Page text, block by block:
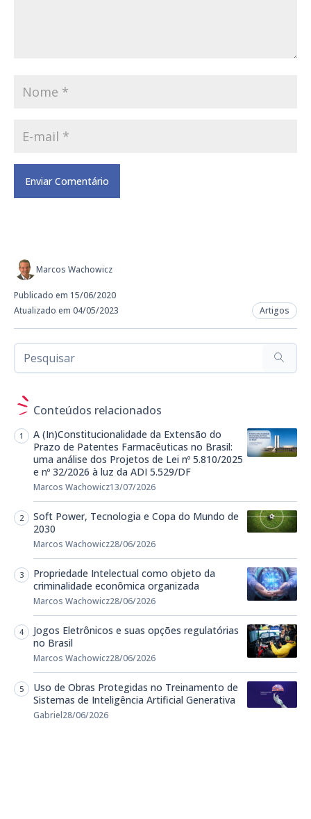
Marcos Wachowicz
Publicado em 15/06/2020
Atualizado em 04/05/2023
Artigos
Conteúdos relacionados
A (In)Constitucionalidade da Extensão do
Prazo de Patentes Farmacêuticas no Brasil:
uma análise dos Projetos de Lei nº 5.810/2025
e nº 32/2026 à luz da ADI 5.529/DF
Marcos Wachowicz13/07/2026
Soft Power, Tecnologia e Copa do Mundo de
2030
Marcos Wachowicz28/06/2026
Propriedade Intelectual como objeto da
criminalidade econômica organizada
Marcos Wachowicz28/06/2026
Jogos Eletrônicos e suas opções regulatórias
no Brasil
Marcos Wachowicz28/06/2026
Uso de Obras Protegidas no Treinamento de
Sistemas de Inteligência Artificial Generativa
Gabriel28/06/2026